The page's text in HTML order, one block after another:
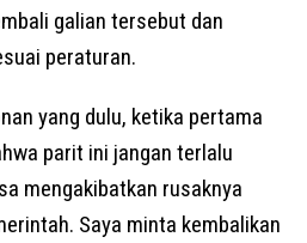
galian tersebut dan
peraturan.
yang dulu, ketika pertama
parit ini jangan terlalu
mengakibatkan rusaknya
Saya minta kembalikan